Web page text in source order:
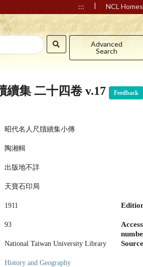
::: | NCL
Advanced
Search
續集 二十四卷 v.17 Feedback
昭代名人尺牘續集小傳
陶湘輯
出版地不詳
天寶石印局
1911
93
National Taiwan University Library
History and Geography